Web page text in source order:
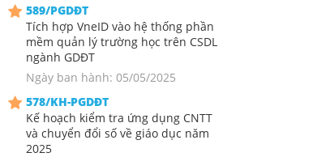
589/PGDĐT
Tích hợp VneID vào hệ thống phần
mềm quản lý trường học trên CSDL
ngành GDĐT
Ngày ban hành: 05/05/2025
578/KH-PGDĐT
Kế hoạch kiểm tra ứng dụng CNTT
và chuyển đổi số về giáo dục năm
2025